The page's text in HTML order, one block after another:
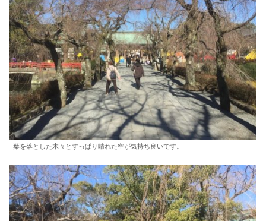
葉を落とした木々とすっぱり晴れた空が気持ち良いです。